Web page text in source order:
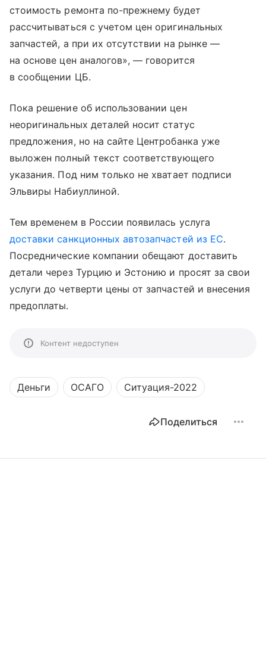
стоимость ремонта по-прежнему будет
рассчитываться с учетом цен оригинальных
запчастей, а при их отсутствии на рынке —
на основе цен аналогов», — говорится
в сообщении ЦБ.
Пока решение об использовании цен
неоригинальных деталей носит статус
предложения, но на сайте Центробанка уже
выложен полный текст соответствующего
указания. Под ним только не хватает подписи
Эльвиры Набиуллиной.
Тем временем в России появилась услуга
доставки санкционных автозапчастей из ЕС.
Посреднические компании обещают доставить
детали через Турцию и Эстонию и просят за свои
услуги до четверти цены от запчастей и внесения
предоплаты.
Контент недоступен
Деньги ОСАГО Ситуация-2022
Поделиться